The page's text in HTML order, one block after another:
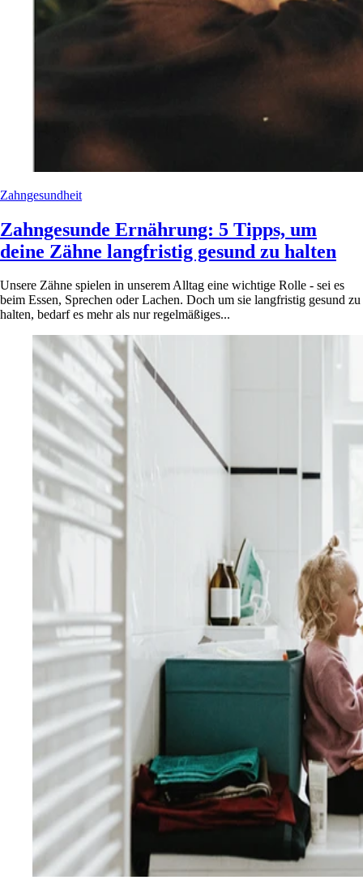
Zahngesundheit
Zahngesunde Ernährung: 5 Tipps, um
deine Zähne langfristig gesund zu halten
Unsere Zähne spielen in unserem Alltag eine wichtige Rolle - sei es
beim Essen, Sprechen oder Lachen. Doch um sie langfristig gesund zu
halten, bedarf es mehr als nur regelmäßiges...